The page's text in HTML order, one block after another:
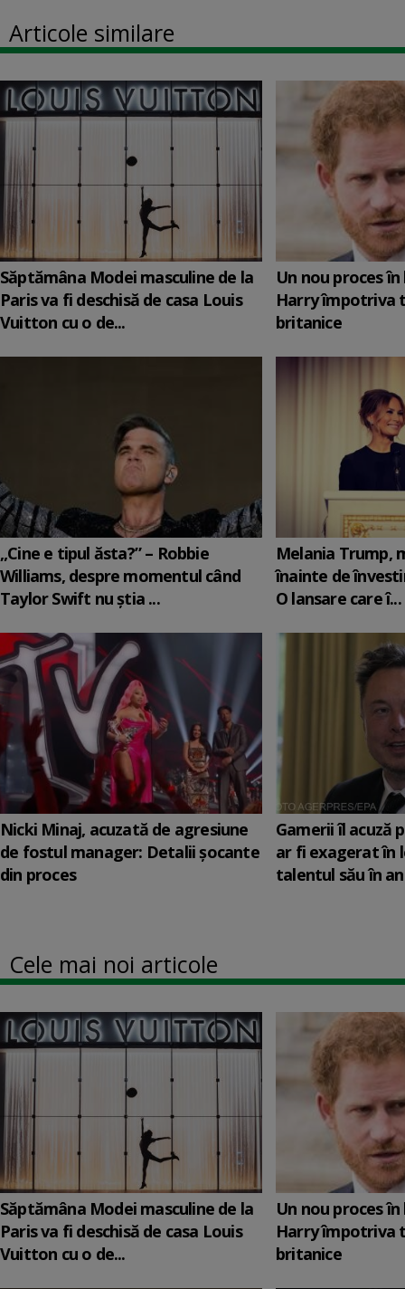
Articole similare
Săptămâna Modei masculine de la
Paris va fi deschisă de casa Louis
Vuitton cu o de...
Un nou proces
Harry împotriva
britanice
„Cine e tipul ăsta?” – Robbie
Williams, despre momentul când
Taylor Swift nu știa ...
Melania Trump,
înainte de
O lansare care î...
Nicki Minaj, acuzată de agresiune
de fostul manager: Detalii șocante
din proces
Gamerii îl acuză
ar fi exagerat în
talentul său în
Cele mai noi articole
Săptămâna Modei masculine de la
Paris va fi deschisă de casa Louis
Vuitton cu o de...
Un nou proces
Harry împotriva
britanice